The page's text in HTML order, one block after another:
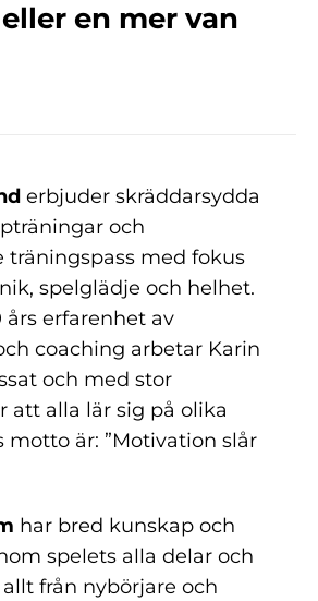
en mer van
erbjuder skräddarsydda
och
träningspass med fokus
spelglädje och helhet.
års erfarenhet av
coaching arbetar Karin
och med stor
att alla lär sig på olika
motto är: ”Motivation slår
har bred kunskap och
spelets alla delar och
från nybörjare och